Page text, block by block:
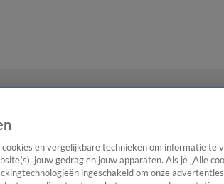
en vergelijkbare technieken om informatie te
jouw gedrag en jouw apparaten. Als je „Alle
ingeschakeld om onze